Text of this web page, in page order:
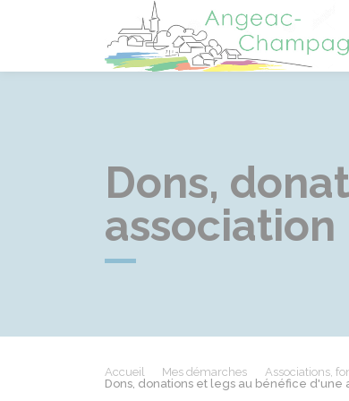
Dons,
association
Accueil Mes démarches Associations,
Dons, donations et legs au bénéfice d'une